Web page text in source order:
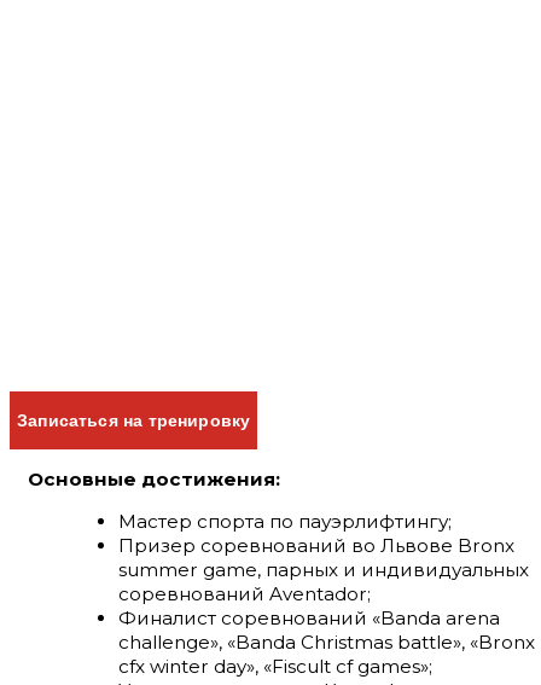
Записаться на тренировку
Основные достижения:
Мастер спорта по пауэрлифтингу;
Призер соревнований во Львове Bronx
summer game, парных и индивидуальных
соревнований Aventador;
Финалист соревнований «Banda arena
challenge», «Banda Christmas battle», «Bronx
cfx winter day», «Fiscult cf games»;